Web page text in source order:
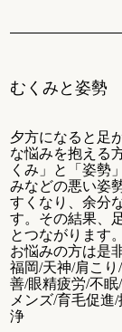
むくみと姿勢
夕方になると足
な悩みを抱える
くみ」と「姿勢
みなどの悪い姿
すくなり、余分
す。その結果、
とつながります。
お悩みの方は是
福岡/天神/肩こ
善/眼精疲労/不
メンズ/育毛促進
浄